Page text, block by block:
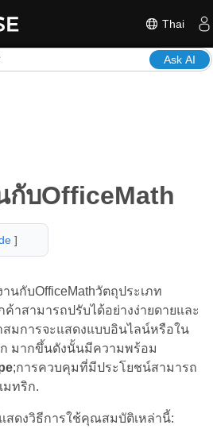
Thai
Ask AI
กับOfficeMath
]
นกับOfficeMathวัตถุประเภท
ค้าสามารถปรับได้อย่างง่ายดายและ
สมการจะแสดงแบบอินไลน์หรือใน
มากขึ้นดังนั้นมีความพร้อม
;การควบคุมที่มีประโยชน์สามารถ
มทริก.
สดงวิธีการใช้คุณสมบัติเหล่านี้: